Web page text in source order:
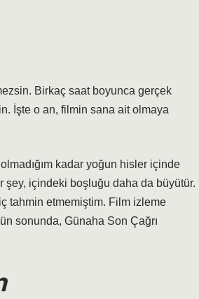
Birkaç saat boyunca gerçek
İşte o an, filmin sana ait olmaya
kadar yoğun hisler içinde
şey, içindeki boşluğu daha da büyütür.
tahmin etmemiştim. Film izleme
sonunda, Günaha Son Çağrı